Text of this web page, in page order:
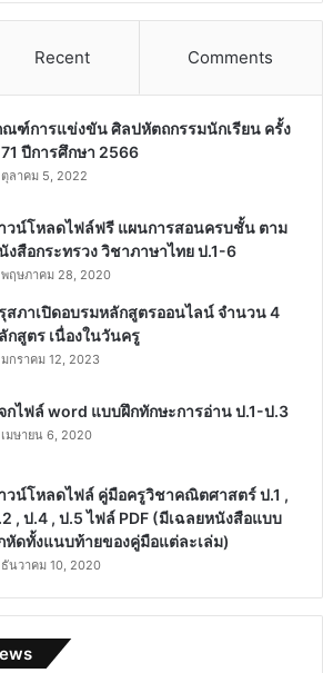
Recent Comments
ณฑ์การแข่งขัน ศิลปหัตถกรรมนักเรียน ครั้ง
ปีการศึกษา 2566
ตุลาคม 5, 2022
วน์โหลดไฟล์ฟรี แผนการสอนครบชั้น ตาม
งสือกระทรวง วิชาภาษาไทย ป.1-6
พฤษภาคม 28, 2020
สภาเปิดอบรมหลักสูตรออนไลน์ จำนวน 4
กสูตร เนื่องในวันครู
มกราคม 12, 2023
กไฟล์ word แบบฝึกทักษะการอ่าน ป.1-ป.3
เมษายน 6, 2020
วน์โหลดไฟล์ คู่มือครูวิชาคณิตศาสตร์ ป.1 ,
, ป.4 , ป.5 ไฟล์ PDF (มีเฉลยหนังสือแบบ
หัดทั้งแนบท้ายของคู่มือแต่ละเล่ม)
ธันวาคม 10, 2020